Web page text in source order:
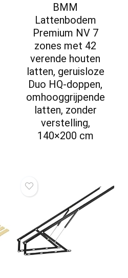
BMM
Lattenbodem
Premium NV 7
zones met 42
verende houten
latten, geruisloze
Duo HQ-doppen,
omhooggrijpende
latten, zonder
verstelling,
140×200 cm